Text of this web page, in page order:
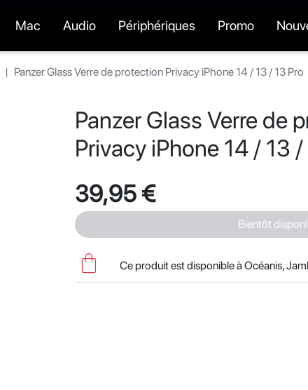
Mac Audio Périphériques Promo
Panzer Glass Verre de protection Privacy iPhone 14 / 13 / 13 Pro
Panzer Glass Verre de
Privacy iPhone 14 / 13 /
39,95 €
Bientôt
shopping_bag Ce produit est disponible à Océanis,